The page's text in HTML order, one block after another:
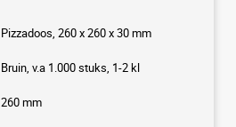
Pizzadoos, 260 x 260 x 30 mm
Bruin, v.a 1.000 stuks, 1-2 kl
260 mm